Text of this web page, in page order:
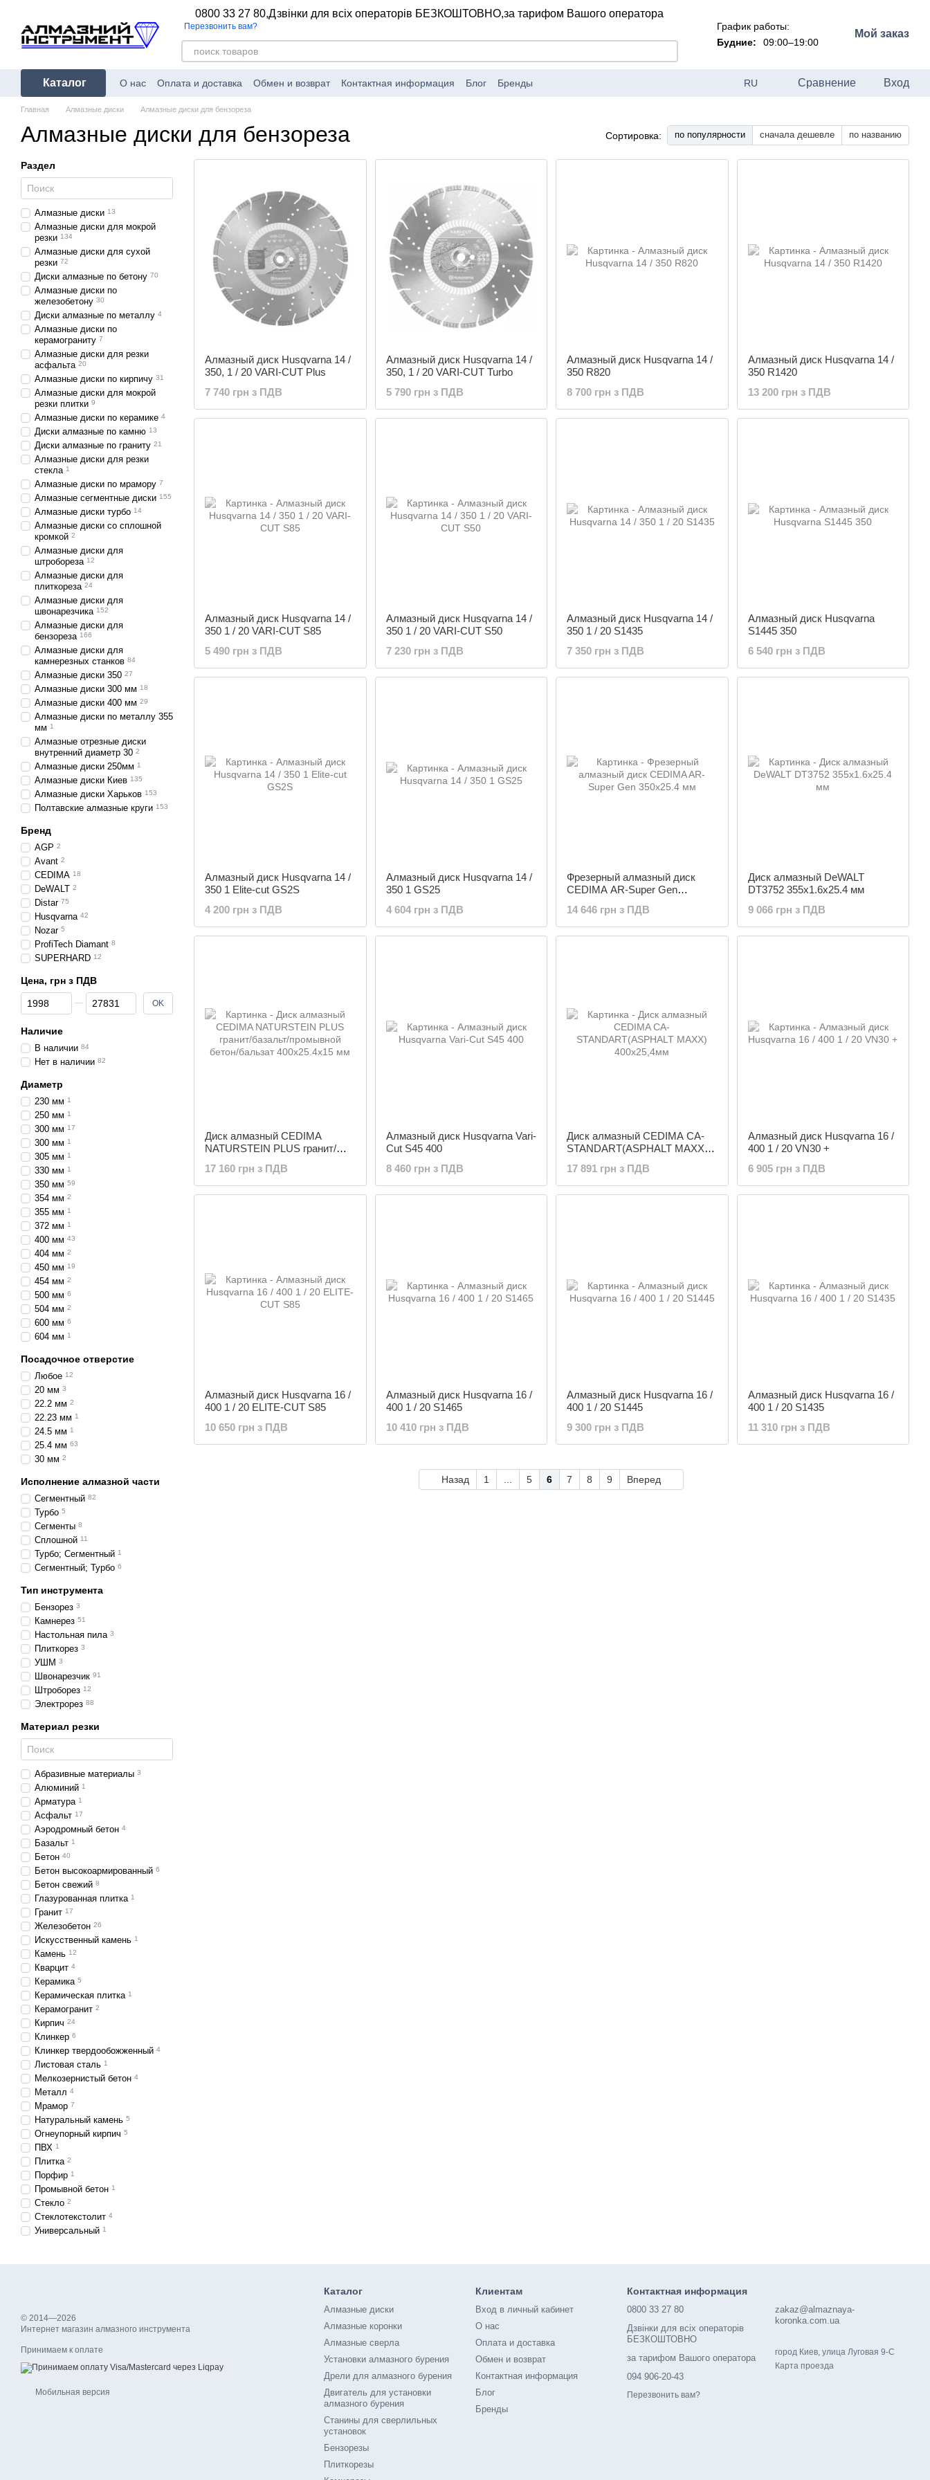
0800 33 27 80,Дзвінки для всіх операторів БЕЗКОШТОВНО,за тарифом Вашого оператора
Перезвонить вам?
График работы:
Будние:
09:00–19:00
Мой заказ
Каталог О нас Оплата и доставка Обмен и возврат Контактная информация Блог Бренды RU Сравнение Вход
Главная Алмазные диски Алмазные диски для бензореза
Алмазные диски для бензореза Сортировка: по популярности сначала дешевле по названию
Алмазный диск Husqvarna 14 /
350, 1 / 20 VARI-CUT Plus
7 740 грн з ПДВ
Алмазный диск Husqvarna 14 /
350, 1 / 20 VARI-CUT Turbo
5 790 грн з ПДВ
Алмазный диск Husqvarna 14 /
350 R820
8 700 грн з ПДВ
Алмазный диск Husqvarna 14 /
350 R1420
13 200 грн з ПДВ
Алмазный диск Husqvarna 14 /
350 1 / 20 VARI-CUT S85
5 490 грн з ПДВ
Алмазный диск Husqvarna 14 /
350 1 / 20 VARI-CUT S50
7 230 грн з ПДВ
Алмазный диск Husqvarna 14 /
350 1 / 20 S1435
7 350 грн з ПДВ
Алмазный диск Husqvarna
S1445 350
6 540 грн з ПДВ
Алмазный диск Husqvarna 14 /
350 1 Elite-cut GS2S
4 200 грн з ПДВ
Алмазный диск Husqvarna 14 /
350 1 GS25
4 604 грн з ПДВ
Фрезерный алмазный диск
CEDIMA AR-Super Gen
14 646 грн з ПДВ
Диск алмазный DeWALT
DT3752 355х1.6х25.4 мм
9 066 грн з ПДВ
Диск алмазный CEDIMA
NATURSTEIN PLUS гранит/
бальзат 400х25.4х15 мм
17 160 грн з ПДВ
Алмазный диск Husqvarna Vari-
Cut S45 400
8 460 грн з ПДВ
Диск алмазный СEDIMA CA-
STANDART(ASPHALT MAXX)
17 891 грн з ПДВ
Алмазный диск Husqvarna 16 /
400 1 / 20 VN30 +
6 905 грн з ПДВ
Алмазный диск Husqvarna 16 /
400 1 / 20 ELITE-CUT S85
10 650 грн з ПДВ
Алмазный диск Husqvarna 16 /
400 1 / 20 S1465
10 410 грн з ПДВ
Алмазный диск Husqvarna 16 /
400 1 / 20 S1445
9 300 грн з ПДВ
Алмазный диск Husqvarna 16 /
400 1 / 20 S1435
11 310 грн з ПДВ
Назад 1 5 6 7 8 9 Вперед
Раздел
Алмазные диски 13
Алмазные диски для мокрой
резки 134
Алмазные диски для сухой
резки 72
Диски алмазные по бетону 70
Алмазные диски по
железобетону 30
Диски алмазные по металлу 4
Алмазные диски по
керамограниту 7
Алмазные диски для резки
асфальта 20
Алмазные диски по кирпичу 31
Алмазные диски для мокрой
резки плитки 9
Алмазные диски по керамике 4
Диски алмазные по камню 13
Диски алмазные по граниту 21
Алмазные диски для резки
стекла 1
Алмазные диски по мрамору 7
Алмазные сегментные диски 155
Алмазные диски турбо 14
Алмазные диски со сплошной
кромкой 2
Алмазные диски для
штробореза 12
Алмазные диски для
плиткореза 24
Алмазные диски для
швонарезчика 152
Алмазные диски для
бензореза 166
Алмазные диски для
камнерезных станков 84
Алмазные диски 350 27
Алмазные диски 300 мм 18
Алмазные диски 400 мм 29
Алмазные диски по металлу 355
мм 1
Алмазные отрезные диски
внутренний диаметр 30 2
Алмазные диски 250мм 1
Алмазные диски Киев 135
Алмазные диски Харьков 153
Полтавские алмазные круги 153
Бренд
AGP 2
Avant 2
CEDIMA 18
DeWALT 2
Distar 75
Husqvarna 42
Nozar 5
ProfiTech Diamant 8
SUPERHARD 12
Цена, грн з ПДВ
От Цена, грн з ПДВ
До Цена, грн з ПДВ OK
Наличие
В наличии 84
Нет в наличии 82
Диаметр
230 мм 1
250 мм 1
300 мм 17
300 мм 1
305 мм 1
330 мм 1
350 мм 59
354 мм 2
355 мм 1
372 мм 1
400 мм 43
404 мм 2
450 мм 19
454 мм 2
500 мм 6
504 мм 2
600 мм 6
604 мм 1
Посадочное отверстие
Любое 12
20 мм 3
22.2 мм 2
22.23 мм 1
24.5 мм 1
25.4 мм 63
30 мм 2
Исполнение алмазной части
Сегментный 82
Турбо 5
Сегменты 8
Сплошной 11
Турбо; Сегментный 1
Сегментный; Турбо 6
Тип инструмента
Бензорез 3
Камнерез 51
Настольная пила 3
Плиткорез 3
УШМ 3
Швонарезчик 91
Штроборез 12
Электрорез 88
Материал резки
Абразивные материалы 3
Алюминий 1
Арматура 1
Асфальт 17
Аэродромный бетон 4
Базальт 1
Бетон 40
Бетон высокоармированный 6
Бетон свежий 8
Глазурованная плитка 1
Гранит 17
Железобетон 26
Искусственный камень 1
Камень 12
Кварцит 4
Керамика 5
Керамическая плитка 1
Керамогранит 2
Кирпич 24
Клинкер 6
Клинкер твердообожженный 4
Листовая сталь 1
Мелкозернистый бетон 4
Металл 4
Мрамор 7
Натуральный камень 5
Огнеупорный кирпич 5
ПВХ 1
Плитка 2
Порфир 1
Промывной бетон 1
Стекло 2
Стеклотекстолит 4
Универсальный 1
© 2014—2026
Интернет магазин алмазного инструмента
Принимаем к оплате
Мобильная версия
Каталог
Алмазные диски
Алмазные коронки
Алмазные сверла
Установки алмазного бурения
Дрели для алмазного бурения
Двигатель для установки
алмазного бурения
Станины для сверлильных
установок
Бензорезы
Плиткорезы
Клиентам
Вход в личный кабинет
О нас
Оплата и доставка
Обмен и возврат
Контактная информация
Блог
Бренды
Контактная информация
0800 33 27 80
Дзвінки для всіх операторів
БЕЗКОШТОВНО
за тарифом Вашого оператора
094 906-20-43
Перезвонить вам?
zakaz@almaznaya-
koronka.com.ua
город Киев, улица Луговая 9-С
Карта проезда